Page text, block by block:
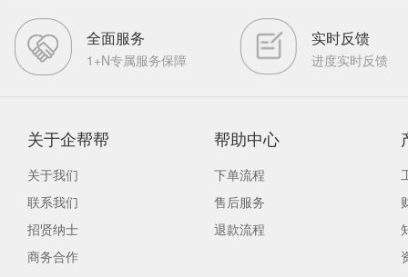
全面服务
1+N专属服务保障
实时反馈
进度实时反馈
关于企帮帮
关于我们
联系我们
招贤纳士
商务合作
帮助中心
下单流程
售后服务
退款流程